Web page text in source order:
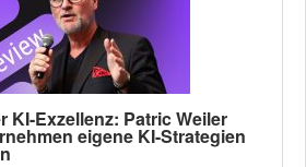
KI-Exzellenz: Patric Weiler
eigene KI-Strategien